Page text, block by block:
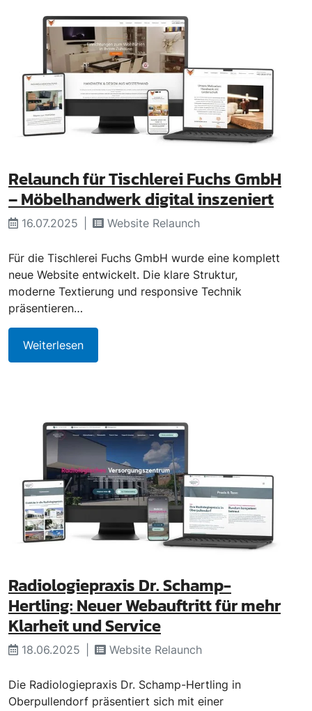
Relaunch für Tischlerei Fuchs GmbH
– Möbelhandwerk digital inszeniert
16.07.2025 Website Relaunch
Für die Tischlerei Fuchs GmbH wurde eine komplett
neue Website entwickelt. Die klare Struktur,
moderne Textierung und responsive Technik
präsentieren…
Weiterlesen
Radiologiepraxis Dr. Schamp-
Hertling: Neuer Webauftritt für mehr
Klarheit und Service
18.06.2025 Website Relaunch
Die Radiologiepraxis Dr. Schamp-Hertling in
Oberpullendorf präsentiert sich mit einer